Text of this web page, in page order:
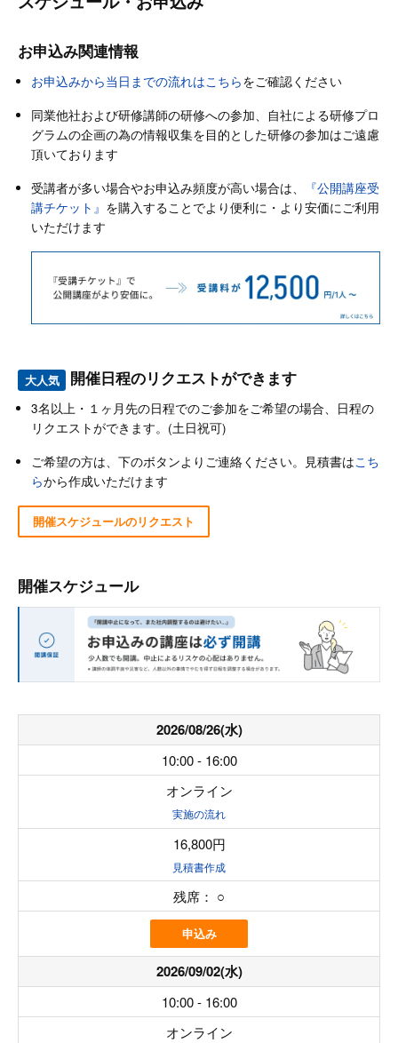
お申込み関連情報
お申込みから当日までの流れはこちらをご確認ください
同業他社および研修講師の研修への参加、自社による研修プロ
グラムの企画の為の情報収集を目的とした研修の参加はご遠慮
頂いております
受講者が多い場合やお申込み頻度が高い場合は、
『公開講座受
講チケット』 を購入することでより便利に・より安価にご利用
いただけます
大人気 開催日程のリクエストができます
3名以上・１ヶ月先の日程でのご参加をご希望の場合、日程の
リクエストができます。(土日祝可)
ご希望の方は、下のボタンよりご連絡ください。見積書はこち
らから作成いただけます
開催スケジュールのリクエスト
開催スケジュール
2026/08/26(水)
10:00 - 16:00
オンライン
実施の流れ
16,800円
見積書作成
残席： ○
申込み
2026/09/02(水)
10:00 - 16:00
オンライン